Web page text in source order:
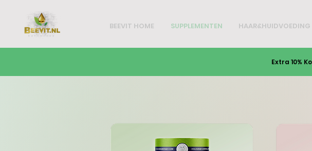
BEEVIT HOME SUPPLEMENTEN HAAR&HUIDVOEDING
Extra 10%